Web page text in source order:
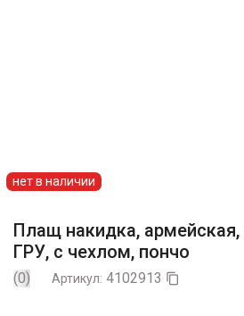
нет в наличии
Плащ накидка, армейская,
ГРУ, с чехлом, пончо
(0) Артикул: 4102913 